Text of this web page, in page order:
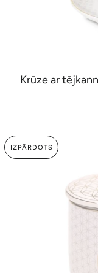
Krūze ar
IZPĀRDOTS